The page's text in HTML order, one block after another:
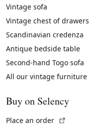
Vintage sofa
Vintage chest of drawers
Scandinavian credenza
Antique bedside table
Second-hand Togo sofa
All our vintage furniture
Buy on Selency
Place an order